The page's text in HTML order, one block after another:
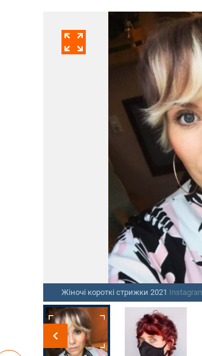
Жіночі короткі стрижки 2021